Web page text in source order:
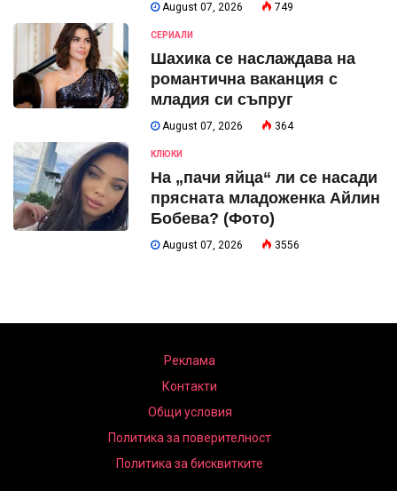
August 07, 2026 749
СЕРИАЛИ
Шахика се наслаждава на
романтична ваканция с
младия си съпруг
August 07, 2026 364
КЛЮКИ
На „пачи яйца“ ли се насади
прясната младоженка Айлин
Бобева? (Фото)
August 07, 2026 3556
Реклама
Контакти
Общи условия
Политика за поверителност
Политика за бисквитките